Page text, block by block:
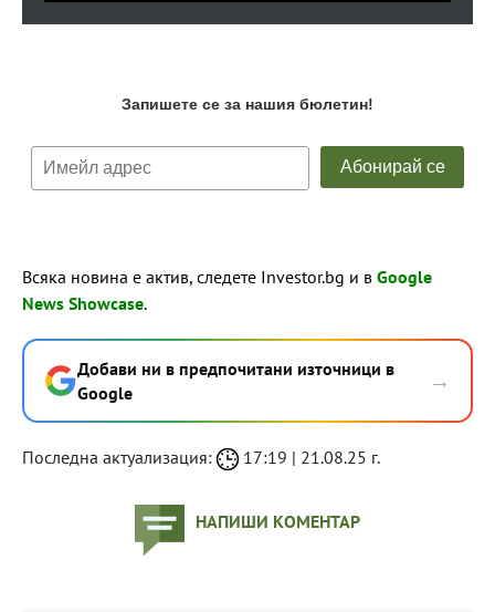
Всяка новина е актив, следете Investor.bg и в Google
News Showcase.
Добави ни в предпочитани източници в
Google
→
Последна актуализация: 17:19 | 21.08.25 г.
НАПИШИ КОМЕНТАР